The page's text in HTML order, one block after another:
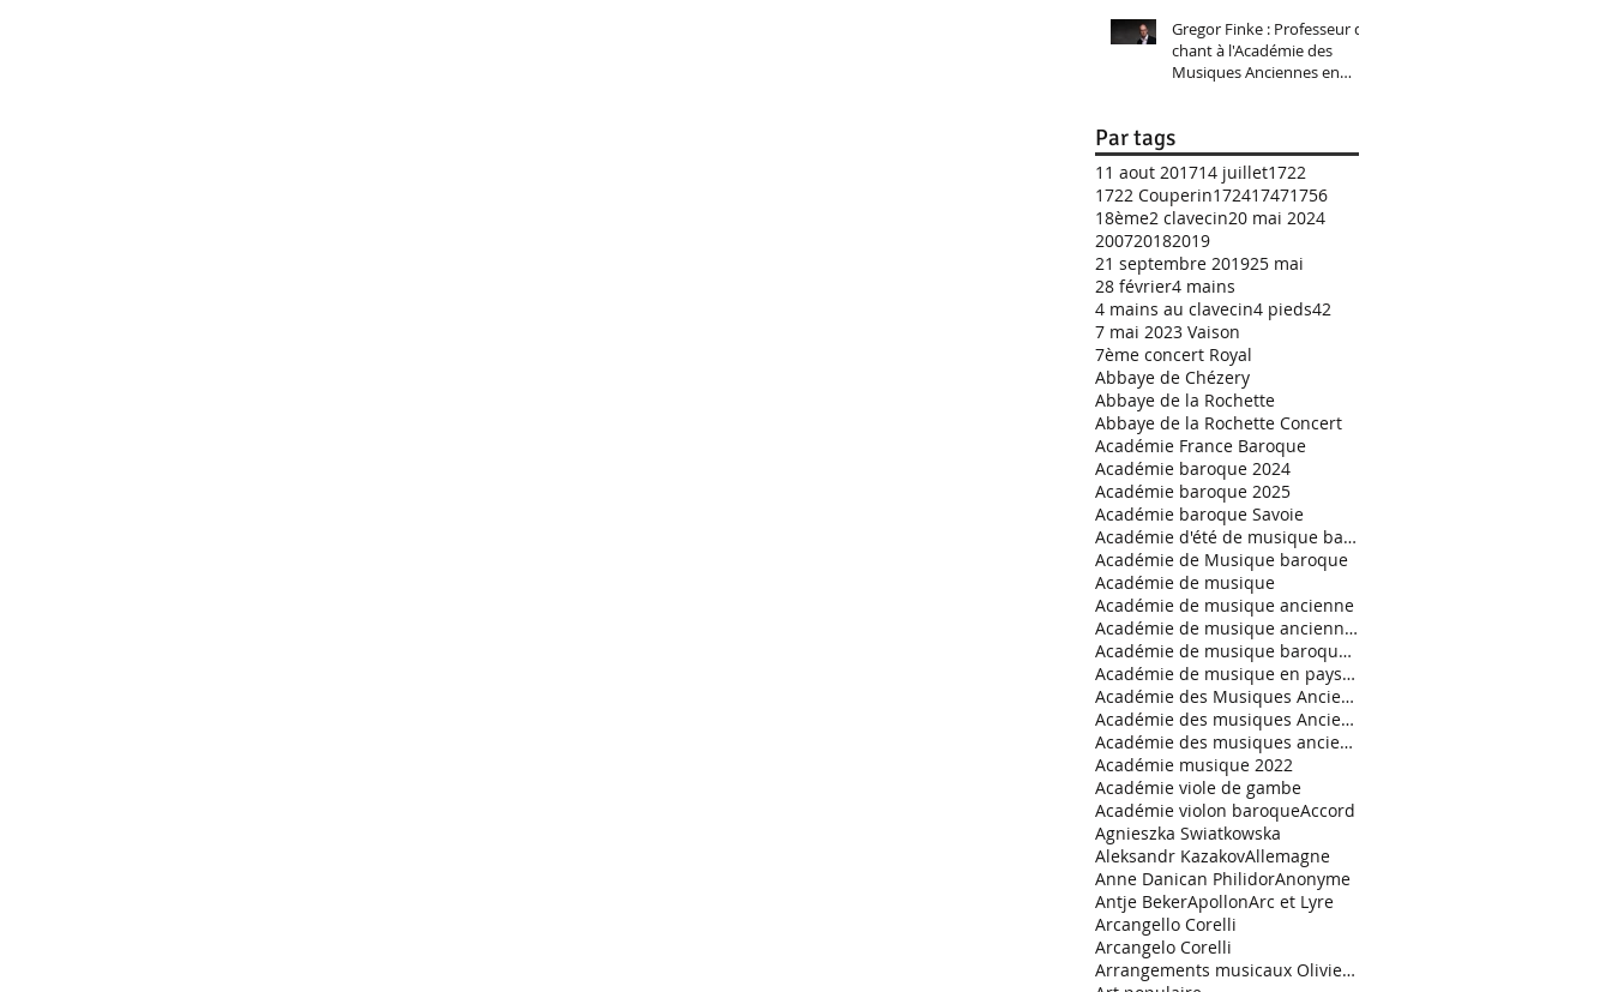
Gregor Finke : Professeur de
chant à l'Académie des
Musiques Anciennes en
Par tags
11 aout 201714 juillet1722
1722 Couperin172417471756
18ème2 clavecin20 mai 2024
200720182019
21 septembre 201925 mai
28 février4 mains
4 mains au clavecin4 pieds42
7 mai 2023 Vaison
7ème concert Royal
Abbaye de Chézery
Abbaye de la Rochette
Abbaye de la Rochette Concert
Académie France Baroque
Académie baroque 2024
Académie baroque 2025
Académie baroque Savoie
Académie d'été de musique baroque
Académie de Musique baroque
Académie de musique
Académie de musique ancienne
Académie de musique ancienne en pays gessien
Académie de musique baroque 2021
Académie de musique en pays de Savoie
Académie des Musiques Anciennes en Pays de Savoie
Académie des musiques Anciennes
Académie des musiques anciennes en Pays de Savoie.
Académie musique 2022
Académie viole de gambe
Académie violon baroqueAccord
Agnieszka Swiatkowska
Aleksandr KazakovAllemagne
Anne Danican PhilidorAnonyme
Antje BekerApollonArc et Lyre
Arcangello Corelli
Arcangelo Corelli
Arrangements musicaux Olivier Garde